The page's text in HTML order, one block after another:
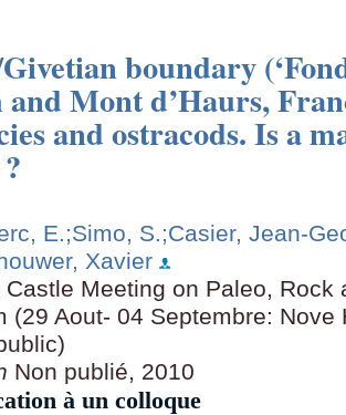
boundary
Mont d’Haurs,
and ostracods. Is a
E.;Simo, S.;Casier, Jean-
Xavier
Castle Meeting on Paleo, Rock
(29 Aout- 04 Septembre: Nove
Non publié, 2010
à un colloque